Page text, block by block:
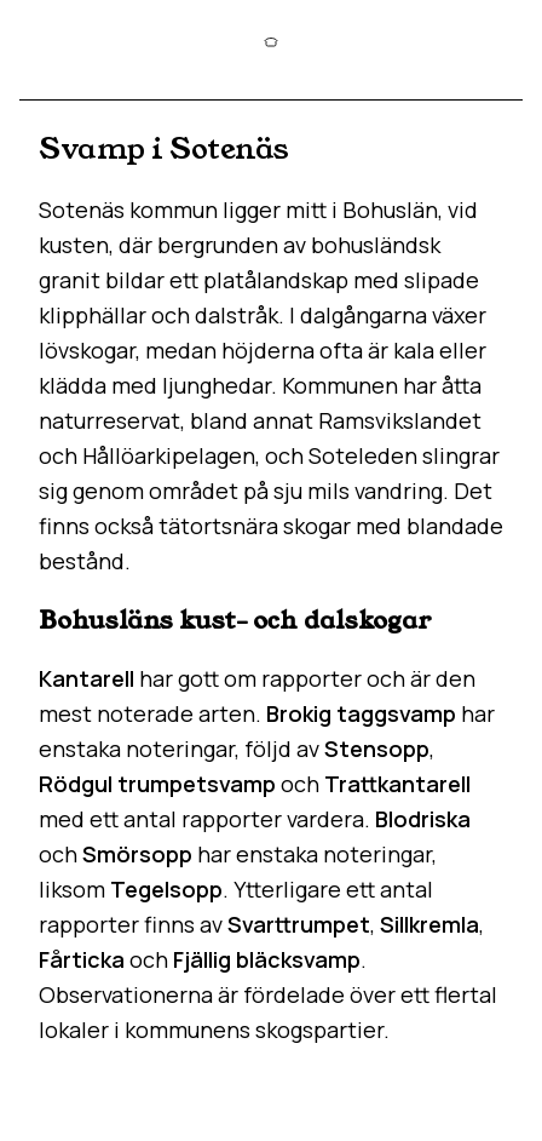
Svamp i Sotenäs
Sotenäs kommun ligger mitt i Bohuslän, vid
kusten, där bergrunden av bohusländsk
granit bildar ett platålandskap med slipade
klipphällar och dalstråk. I dalgångarna växer
lövskogar, medan höjderna ofta är kala eller
klädda med ljunghedar. Kommunen har åtta
naturreservat, bland annat Ramsvikslandet
och Hållöarkipelagen, och Soteleden slingrar
sig genom området på sju mils vandring. Det
finns också tätortsnära skogar med blandade
bestånd.
Bohusläns kust- och dalskogar
Kantarell har gott om rapporter och är den
mest noterade arten. Brokig taggsvamp har
enstaka noteringar, följd avStensopp,
Rödgul trumpetsvamp och Trattkantarell
med ett antal rapporter vardera. Blodriska
ochSmörsopp har enstaka noteringar,
liksom Tegelsopp. Ytterligare ett antal
rapporter finns avSvarttrumpet, Sillkremla,
Fårticka och Fjällig bläcksvamp.
Observationerna är fördelade över ett flertal
lokaler i kommunens skogspartier.